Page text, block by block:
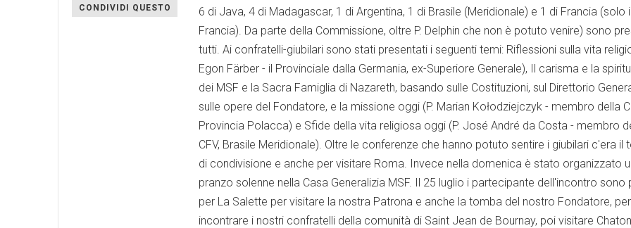
CONDIVIDI QUESTO
6 di Java, 4 di Madagascar, 1 di Argentina, 1 di Brasile (Meridionale) e 1 di Francia (solo
Francia). Da parte della Commissione, oltre P. Delphin che non è potuto venire) sono
tutti. Ai confratelli-giubilari sono stati presentati i seguenti temi: Riflessioni sulla vita
Egon Färber - il Provinciale dalla Germania, ex-Superiore Generale), Il carisma e la
dei MSF e la Sacra Famiglia di Nazareth, basando sulle Costituzioni, sul Direttorio
sulle opere del Fondatore, e la missione oggi (P. Marian Kołodziejczyk - membro della
Provincia Polacca) e Sfide della vita religiosa oggi (P. José André da Costa - membro
CFV, Brasile Meridionale). Oltre le conferenze che hanno potuto sentire i giubilari c'era il
di condivisione e anche per visitare Roma. Invece nella domenica è stato organizzato
pranzo solenne nella Casa Generalizia MSF. Il 25 luglio i partecipante dell'incontro sono
per La Salette per visitare la nostra Patrona e anche la tomba del nostro Fondatore, per
incontrare i nostri confratelli della comunità di Saint Jean de Bournay, poi visitare